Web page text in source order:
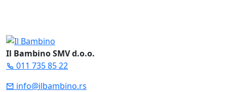
Il Bambino SMV d.o.o.
011 735 85 22
info@ilbambino.rs